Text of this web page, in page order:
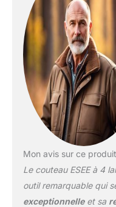
Mon avis sur ce produit
Le couteau ESEE à 4
outil remarquable qui
exceptionnelleet sa